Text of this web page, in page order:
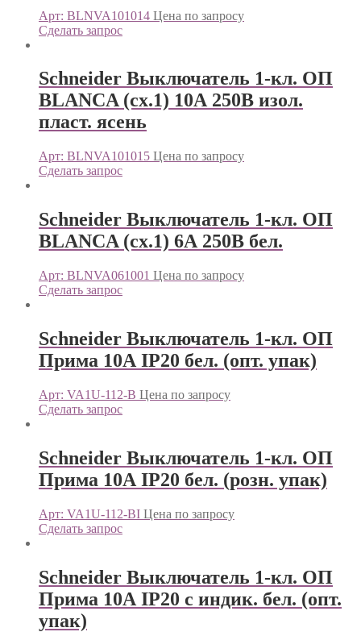
Арт: BLNVA101014 Цена по запросу
Сделать запрос
Schneider Выключатель 1-кл. ОП
BLANCA (сх.1) 10А 250В изол.
пласт. ясень
Арт: BLNVA101015 Цена по запросу
Сделать запрос
Schneider Выключатель 1-кл. ОП
BLANCA (сх.1) 6А 250В бел.
Арт: BLNVA061001 Цена по запросу
Сделать запрос
Schneider Выключатель 1-кл. ОП
Прима 10А IP20 бел. (опт. упак)
Арт: VA1U-112-B Цена по запросу
Сделать запрос
Schneider Выключатель 1-кл. ОП
Прима 10А IP20 бел. (розн. упак)
Арт: VA1U-112-BI Цена по запросу
Сделать запрос
Schneider Выключатель 1-кл. ОП
Прима 10А IP20 с индик. бел. (опт.
упак)